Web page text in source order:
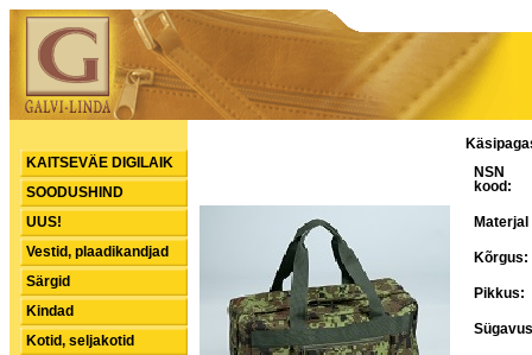
KAITSEVÄE DIGILAIK
SOODUSHIND
UUS!
Vestid, plaadikandjad
Särgid
Kindad
Kotid, seljakotid
NSN
kood:
Materjal
Kõrgus:
Pikkus: